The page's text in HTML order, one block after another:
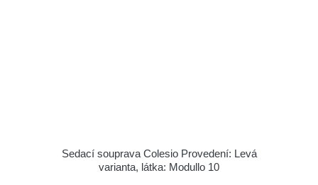
Sedací souprava Colesio Provedení: Levá
varianta, látka: Modullo 10